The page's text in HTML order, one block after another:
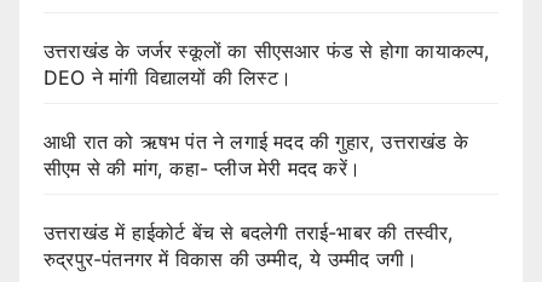
उत्तराखंड के जर्जर स्कूलों का सीएसआर फंड से होगा कायाकल्प,
DEO ने मांगी विद्यालयों की लिस्ट।
आधी रात को ऋषभ पंत ने लगाई मदद की गुहार, उत्तराखंड के
सीएम से की मांग, कहा- प्लीज मेरी मदद करें।
उत्तराखंड में हाईकोर्ट बेंच से बदलेगी तराई-भाबर की तस्वीर,
रुद्रपुर-पंतनगर में विकास की उम्मीद, ये उम्मीद जगी।